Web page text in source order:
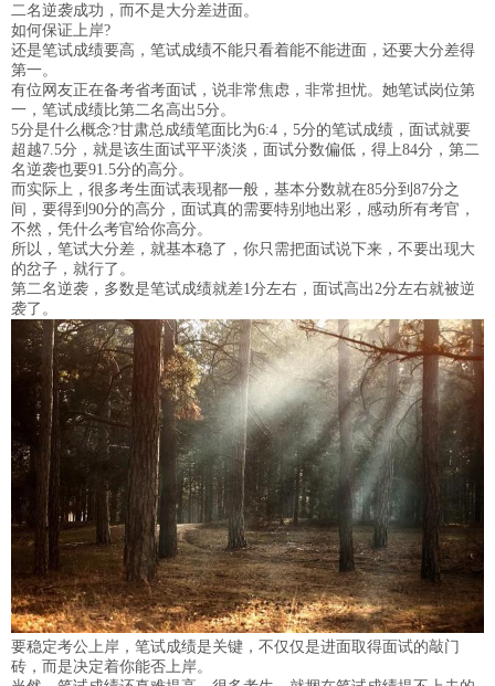
二名逆袭成功，而不是大分差进面。
如何保证上岸?
还是笔试成绩要高，笔试成绩不能只看着能不能进面，还要大分差得
第一。
有位网友正在备考省考面试，说非常焦虑，非常担忧。她笔试岗位第
一，笔试成绩比第二名高出5分。
5分是什么概念?甘肃总成绩笔面比为6:4，5分的笔试成绩，面试就要
超越7.5分，就是该生面试平平淡淡，面试分数偏低，得上84分，第二
名逆袭也要91.5分的高分。
而实际上，很多考生面试表现都一般，基本分数就在85分到87分之
间，要得到90分的高分，面试真的需要特别地出彩，感动所有考官，
不然，凭什么考官给你高分。
所以，笔试大分差，就基本稳了，你只需把面试说下来，不要出现大
的岔子，就行了。
第二名逆袭，多数是笔试成绩就差1分左右，面试高出2分左右就被逆
袭了。
要稳定考公上岸，笔试成绩是关键，不仅仅是进面取得面试的敲门
砖，而是决定着你能否上岸。